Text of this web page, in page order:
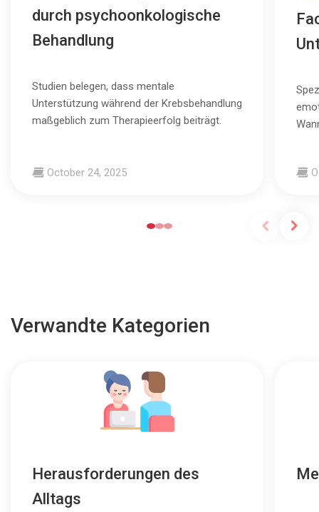
durch psychoonkologische
Behandlung
Studien belegen, dass mentale
Unterstützung während der Krebsbehandlung
maßgeblich zum Therapieerfolg beiträgt.
October 24, 2025
Verwandte Kategorien
Herausforderungen des
Alltags